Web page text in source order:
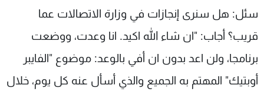
سئل: هل سنرى إنجازات في وزارة الاتصالات عما
قريب؟ أجاب: "ان شاء الله اكيد. انا وعدت، ووضعت
برنامجا، ولن اعد بدون ان أفي بالوعد: موضوع "الفايبر
أوبتيك" المهتم به الجميع والذي أسأل عنه كل يوم، خلال